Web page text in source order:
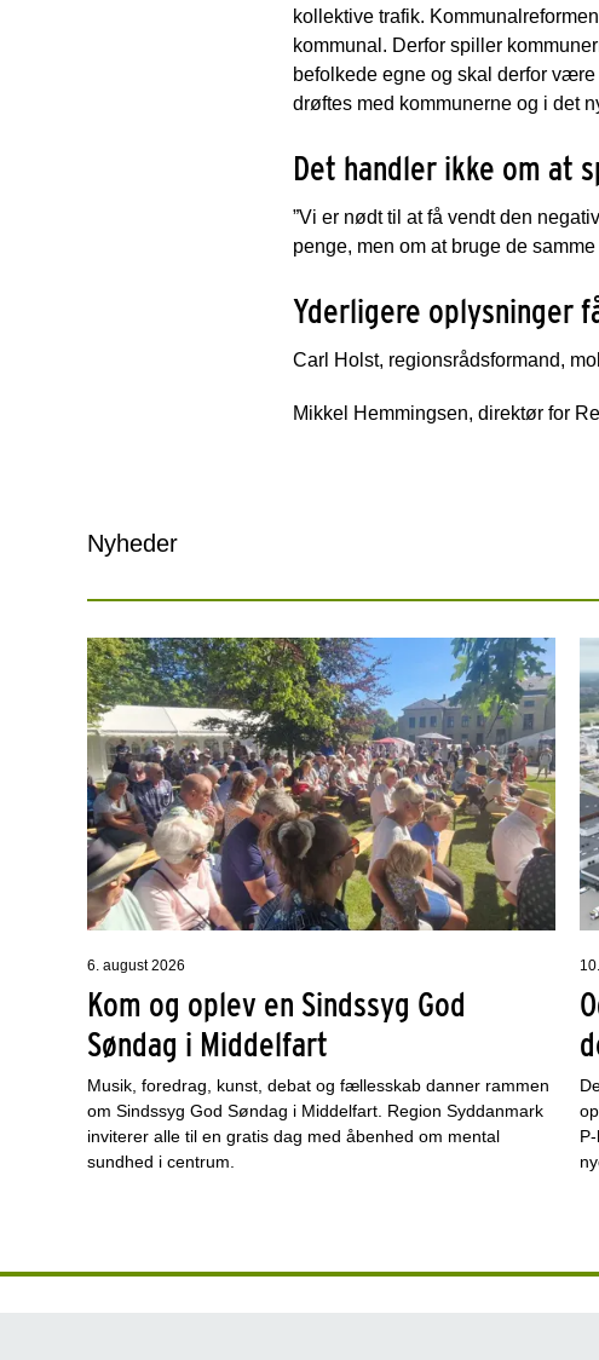
kollektive trafik.
kommunal. Derfor spiller
befolkede egne og skal derfor
drøftes med kommunerne og i det
Det handler ikke om at
”Vi er nødt til at få vendt den
penge, men om at bruge de
Yderligere oplysninger
Carl Holst, regionsrådsformand,
Mikkel Hemmingsen, direktør for
Nyheder
6. august 2026
Kom og oplev en Sindssyg God
Søndag i Middelfart
Musik, foredrag, kunst, debat og fællesskab danner rammen
om Sindssyg God Søndag i Middelfart. Region Syddanmark
inviterer alle til en gratis dag med åbenhed om mental
sundhed i centrum.